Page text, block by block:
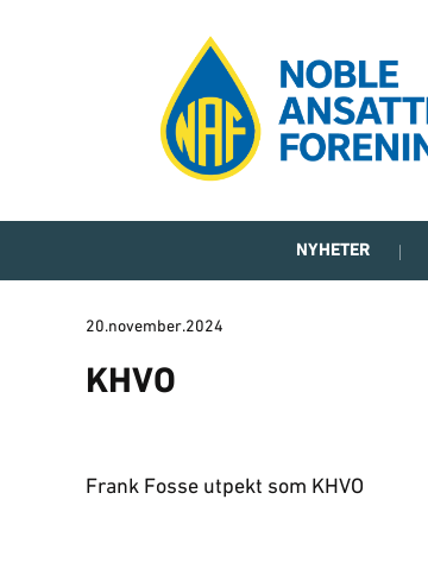
NYHETER
20.november.2024
KHVO
Frank Fosse utpekt som KHVO